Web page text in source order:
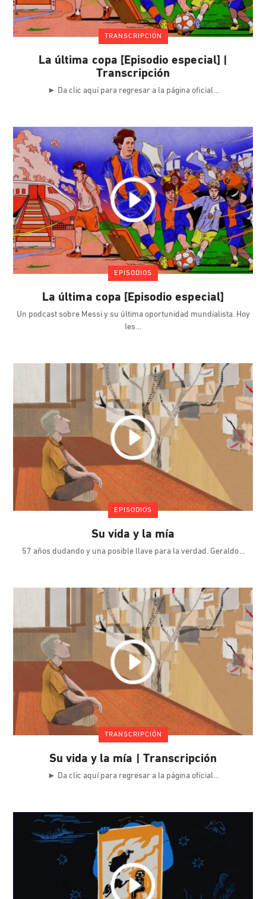
TRANSCRIPCIÓN
La última copa [Episodio especial] |
Transcripción
► Da clic aquí para regresar a la página oficial
EPISODIOS
La última copa [Episodio especial]
Un podcast sobre Messi y su última oportunidad mundialista. Hoy
les
EPISODIOS
Su vida y la mía
57 años dudando y una posible llave para la verdad. Geraldo
TRANSCRIPCIÓN
Su vida y la mía | Transcripción
► Da clic aquí para regresar a la página oficial